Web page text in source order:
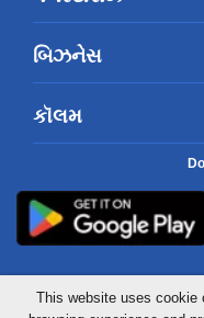
બિઝનેસ
કૉલમ
Mid-Day
This website uses cookie